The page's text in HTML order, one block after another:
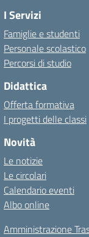
I Servizi
Famiglie e studenti
Personale scolastico
Percorsi di studio
Didattica
Offerta formativa
I progetti delle classi
Novità
Le notizie
Le circolari
Calendario eventi
Albo online
Amministrazione